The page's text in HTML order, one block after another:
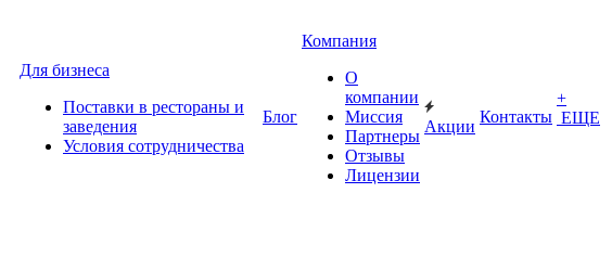
Для бизнеса
Поставки в рестораны и
заведения
Условия сотрудничества
Блог
Компания
О
компании
Миссия
Партнеры
Отзывы
Лицензии
Акции
Контакты
+
ЕЩЕ